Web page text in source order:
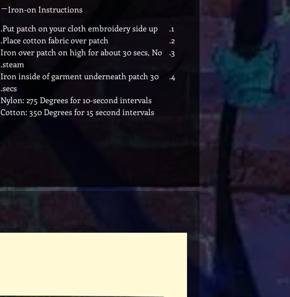
Iron-on Instructions
Put patch on your cloth embroidery side up.
Place cotton fabric over patch.
Iron over patch on high for about 30 secs, No
steam.
Iron inside of garment underneath patch 30
secs.
Nylon: 275 Degrees for 10-second intervals
Cotton: 350 Degrees for 15 second intervals